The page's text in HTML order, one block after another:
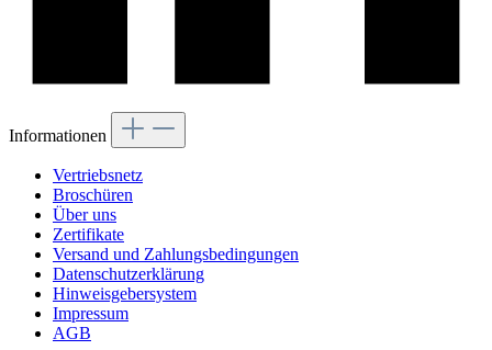
Informationen
Vertriebsnetz
Broschüren
Über uns
Zertifikate
Versand und Zahlungsbedingungen
Datenschutzerklärung
Hinweisgebersystem
Impressum
AGB